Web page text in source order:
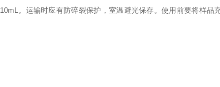
10mL 。运输时应有防碎裂保护，室温避光保存。使用前要将样品